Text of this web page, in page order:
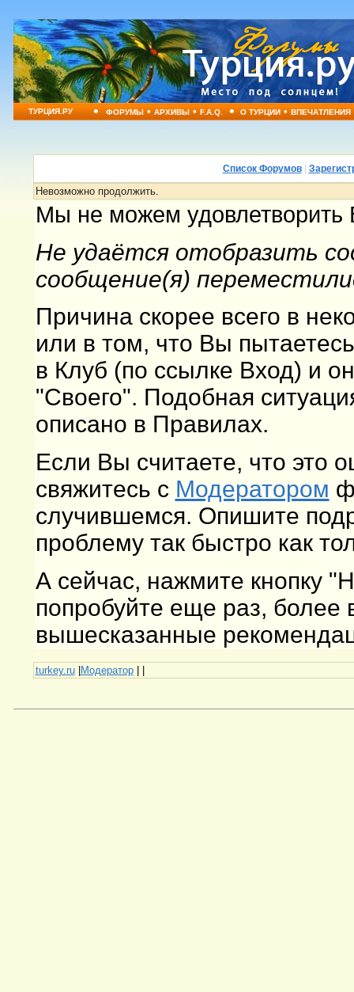
ТУРЦИЯ.РУ • ФОРУМЫ•АРХИВЫ•F.A.Q. • О ТУРЦИИ•ВПЕЧАТЛЕНИЯ
Список Форумов|
Невозможно продолжить.
Мы не можем удовлетворить
Не удаётся отобразить
сообщение(я)
Причина скорее всего в
или в том, что Вы
в Клуб (по ссылке Вход) и
"Своего". Подобная
описано в Правилах.
Если Вы считаете, что это
свяжитесь с Модератором
случившемся. Опишите
проблему так быстро как
А сейчас, нажмите кнопку
попробуйте еще раз, более
вышесказанные
turkey.ru|Модератор| |